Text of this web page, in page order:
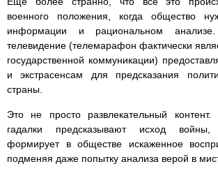
военного положения, когда общество
информации и рациональном анализе.
телевидение (телемарафон фактически
государственной коммуникации)
и экстрасенсам для предсказания
страны.
Это не просто развлекательный контент.
гадалки предсказывают исход
формирует в обществе искаженное
подменяя даже попытку анализа верой в